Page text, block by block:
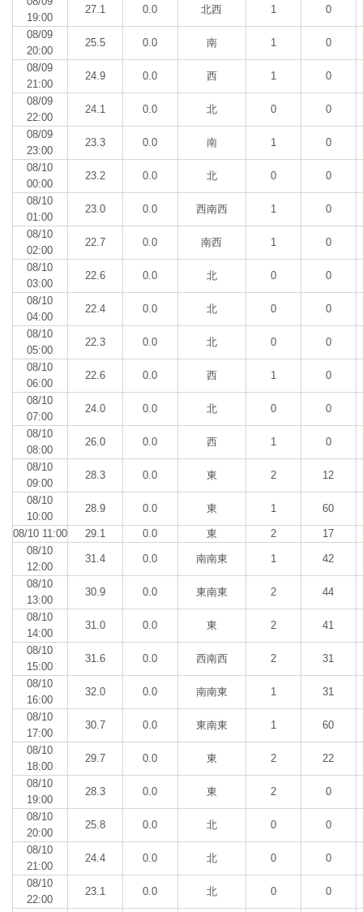
19:00
27.1 0.0 北西 1 0
08/09
20:00
25.5 0.0 南 1 0
08/09
21:00
24.9 0.0 西 1 0
08/09
22:00
24.1 0.0 北 0 0
08/09
23:00
23.3 0.0 南 1 0
08/10
00:00
23.2 0.0 北 0 0
08/10
01:00
23.0 0.0 西南西 1 0
08/10
02:00
22.7 0.0 南西 1 0
08/10
03:00
22.6 0.0 北 0 0
08/10
04:00
22.4 0.0 北 0 0
08/10
05:00
22.3 0.0 北 0 0
08/10
06:00
22.6 0.0 西 1 0
08/10
07:00
24.0 0.0 北 0 0
08/10
08:00
26.0 0.0 西 1 0
08/10
09:00
28.3 0.0 東 2 12
08/10
10:00
28.9 0.0 東 1 60
08/10 11:00 29.1 0.0 東 2
17
08/10
12:00
31.4 0.0 南南東 1 42
08/10
13:00
30.9 0.0 東南東 2 44
08/10
14:00
31.0 0.0 東 2 41
08/10
15:00
31.6 0.0 西南西 2 31
08/10
16:00
32.0 0.0 南南東 1 31
08/10
17:00
30.7 0.0 東南東 1 60
08/10
18:00
29.7 0.0 東 2 22
08/10
19:00
28.3 0.0 東 2 0
08/10
20:00
25.8 0.0 北 0 0
08/10
21:00
24.4 0.0 北 0 0
08/10
22:00
23.1 0.0 北 0 0